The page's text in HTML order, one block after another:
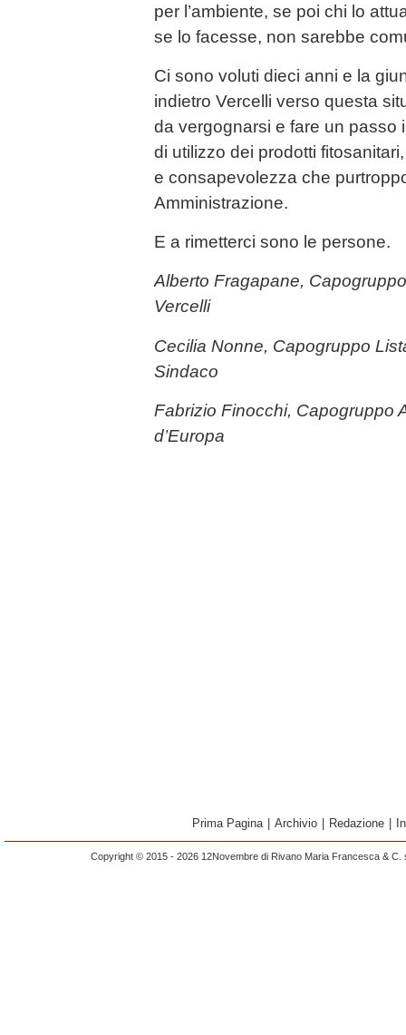
per l’ambiente, se poi chi lo
se lo facesse, non sarebbe
Ci sono voluti dieci anni e la
indietro Vercelli verso questa
da vergognarsi e fare un passo
di utilizzo dei prodotti
e consapevolezza che
Amministrazione.
E a rimetterci sono le persone.
Alberto Fragapane,
Vercelli
Cecilia Nonne, Capogruppo
Sindaco
Fabrizio Finocchi, Capogruppo
d’Europa
Prima Pagina Archivio Redazione
Copyright © 2015 - 2026 12Novembre di Rivano Maria Francesca &